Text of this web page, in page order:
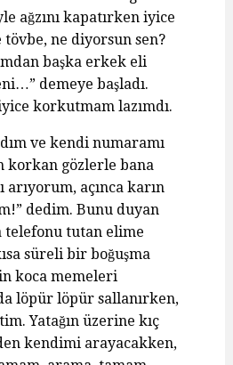
ağzını kapatırken iyice
tövbe, ne diyorsun sen?
başka erkek eli
demeye başladı.
korkutmam lazımdı.
ve kendi numaramı
korkan gözlerle bana
arıyorum, açınca karın
dedim. Bunu duyan
tutan elime
süreli bir boğuşma
koca memeleri
löpür löpür sallanırken,
Yatağın üzerine kıç
kendimi arayacakken,